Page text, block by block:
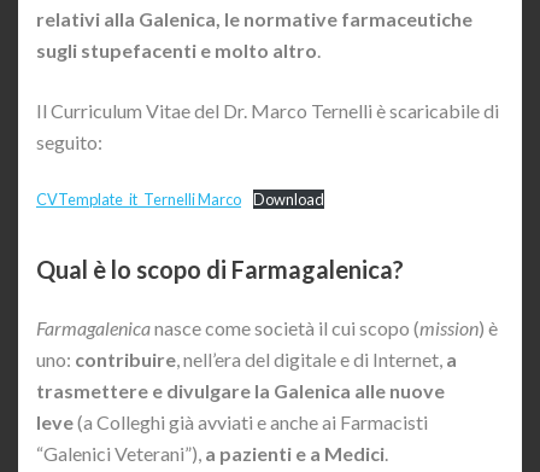
relativi alla Galenica, le normative farmaceutiche
sugli stupefacenti e molto altro
Il Curriculum Vitae del Dr. Marco Ternelli è scaricabile di
seguito:
CVTemplate_it_Ternelli Marco Download
Qual è lo scopo di Farmagalenica?
Farmagalenicanasce come società il cui scopo (mission) è
uno: contribuire , nell’era del digitale e di Internet, a
trasmettere e divulgare la Galenica alle nuove
leve(a Colleghi già avviati e anche ai Farmacisti
“Galenici Veterani”), a pazienti e a Medici